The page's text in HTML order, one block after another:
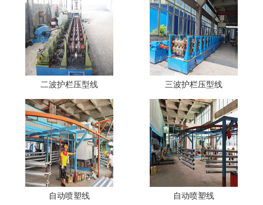
二波护栏压型线 三波护栏压型线
自动喷塑线 自动喷塑线